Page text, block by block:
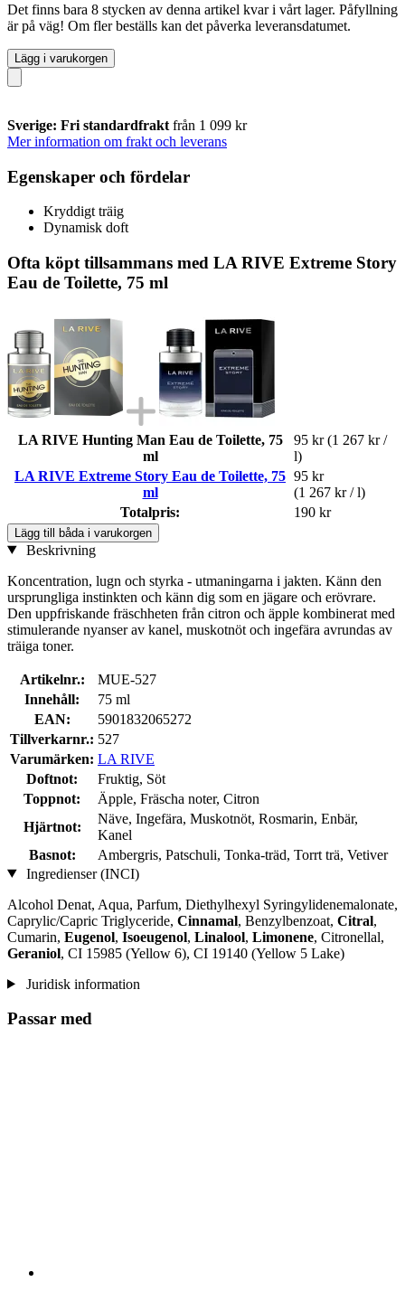
Det finns bara 8 stycken av denna artikel kvar i vårt lager. Påfyllning
är på väg! Om fler beställs kan det påverka leveransdatumet.
Lägg i varukorgen
Sverige: Fri standardfrakt från 1 099 kr
Mer information om frakt och leverans
Egenskaper och fördelar
Kryddigt träig
Dynamisk doft
Ofta köpt tillsammans med LA RIVE Extreme Story
Eau de Toilette, 75 ml
LA RIVE Hunting Man Eau de Toilette, 75
ml
95 kr (1 267 kr /
l)
LA RIVE Extreme Story Eau de Toilette, 75
ml
95 kr
(1 267 kr / l)
Totalpris:
190 kr
Lägg till båda i varukorgen
Beskrivning
Koncentration, lugn och styrka - utmaningarna i jakten. Känn den
ursprungliga instinkten och känn dig som en jägare och erövrare.
Den uppfriskande fräschheten från citron och äpple kombinerat med
stimulerande nyanser av kanel, muskotnöt och ingefära avrundas av
träiga toner.
Artikelnr.:
MUE-527
Innehåll:
75 ml
EAN:
5901832065272
Tillverkarnr.: 527
Varumärken: LA RIVE
Doftnot:
Fruktig, Söt
Toppnot:
Äpple, Fräscha noter, Citron
Hjärtnot:
Näve, Ingefära, Muskotnöt, Rosmarin, Enbär,
Kanel
Basnot:
Ambergris, Patschuli, Tonka-träd, Torrt trä, Vetiver
Ingredienser (INCI)
Alcohol Denat, Aqua, Parfum, Diethylhexyl Syringylidenemalonate,
Caprylic/Capric Triglyceride, Cinnamal, Benzylbenzoat, Citral,
Cumarin, Eugenol, Isoeugenol, Linalool, Limonene, Citronellal,
Geraniol, CI 15985 (Yellow 6), CI 19140 (Yellow 5 Lake)
Juridisk information
Passar med